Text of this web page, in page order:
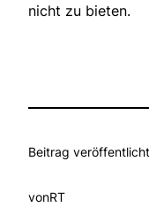
nicht zu bieten.
Beitrag veröffentlicht
vonRT